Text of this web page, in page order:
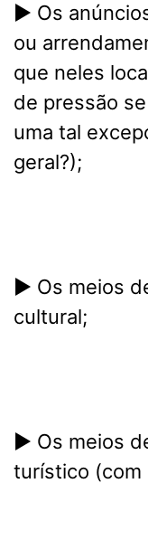
► Os
ou
que neles
de pressão
uma tal
geral?);
► Os meios
cultural;
► Os meios
turístico (com